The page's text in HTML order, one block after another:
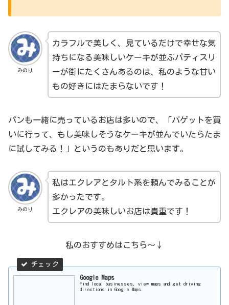
みのり
カラフルで美しく、見ているだけで幸せな気
持ちになる美味しいケーキが並ぶパティスリ
ーが街にたくさんあるのは、私のような甘い
もの好きにはたまらないです！
パンも一緒に売っているお店は多いので、「バゲットを買
いに行って、もし美味しそうなケーキが並んでいたらたま
に試してみる！」というのもありだと思います。
みのり
私はエクレアとタルト系を頼んでみることが
多かったです。
エクレアの美味しいお店は貴重です！
私のおすすめはこちら～↓
Google Maps
Find local businesses, view maps and get driving
directions in Google Maps.